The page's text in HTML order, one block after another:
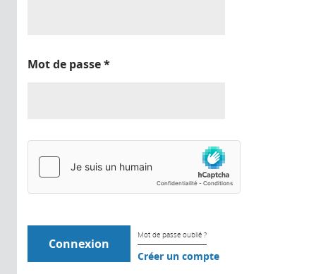
Mot de passe*
Mot de passe oublié ?
Créer un compte